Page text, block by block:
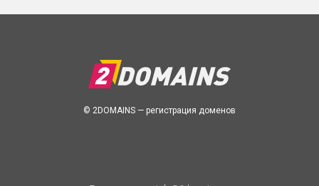
© 2DOMAINS — регистрация доменов